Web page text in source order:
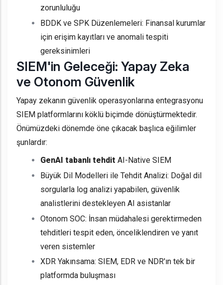
zorunluluğu
BDDK ve SPK Düzenlemeleri: Finansal kurumlar
için erişim kayıtları ve anomali tespiti
gereksinimleri
SIEM'in Geleceği: Yapay Zeka
ve Otonom Güvenlik
Yapay zekanın güvenlik operasyonlarına entegrasyonu
SIEM platformlarını köklü biçimde dönüştürmektedir.
Önümüzdeki dönemde öne çıkacak başlıca eğilimler
şunlardır:
GenAI tabanlı tehdit AI-Native SIEM
Büyük Dil Modelleri ile Tehdit Analizi: Doğal dil
sorgularla log analizi yapabilen, güvenlik
analistlerini destekleyen AI asistanlar
Otonom SOC: İnsan müdahalesi gerektirmeden
tehditleri tespit eden, önceliklendiren ve yanıt
veren sistemler
XDR Yakınsama: SIEM, EDR ve NDR'ın tek bir
platformda buluşması